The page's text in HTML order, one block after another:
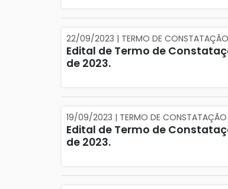
22/09/2023 | TERMO DE CONSTATAÇÃO
Edital de Termo de
de 2023.
19/09/2023 | TERMO DE CONSTATAÇÃO
Edital de Termo de
de 2023.